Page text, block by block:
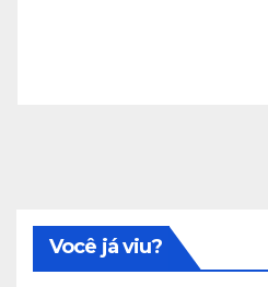
Você já viu?